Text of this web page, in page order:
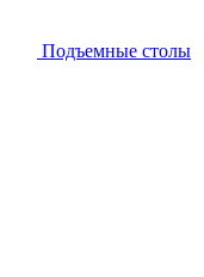
Подъемные столы